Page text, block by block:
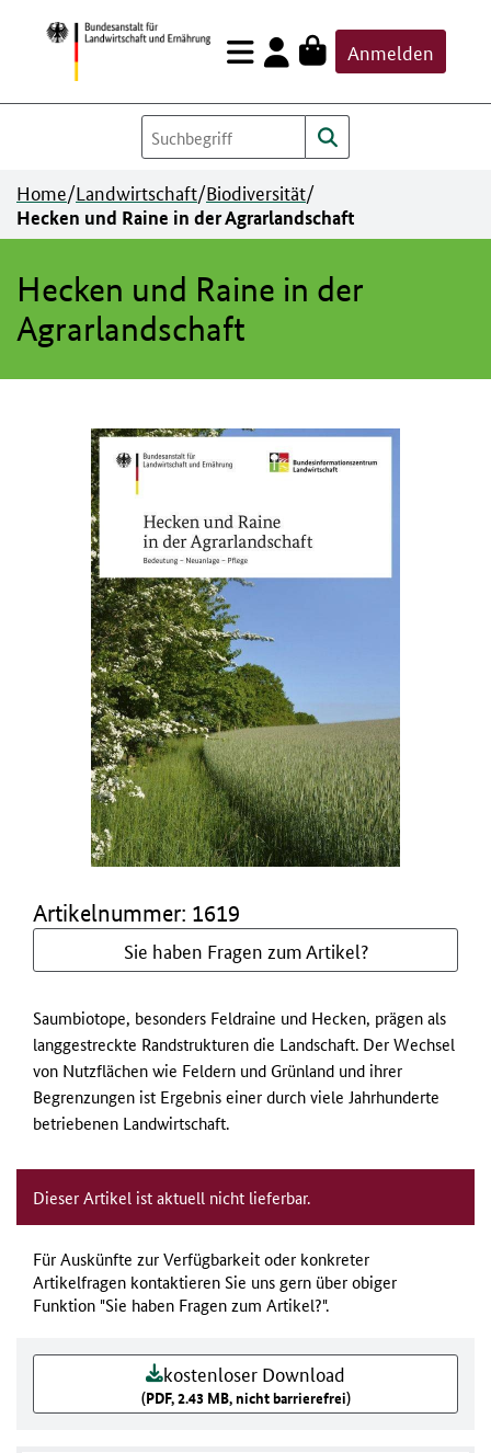
Zum
Inhalt
springen
Anmelden
Home/Landwirtschaft/Biodiversität/
Hecken und Raine in der Agrarlandschaft
Hecken und Raine in der
Agrarlandschaft
Artikelnummer: 1619
Sie haben Fragen zum Artikel?
Saumbiotope, besonders Feldraine und Hecken, prägen als
langgestreckte Randstrukturen die Landschaft. Der Wechsel
von Nutzflächen wie Feldern und Grünland und ihrer
Begrenzungen ist Ergebnis einer durch viele Jahrhunderte
betriebenen Landwirtschaft.
Dieser Artikel ist aktuell nicht lieferbar.
Für Auskünfte zur Verfügbarkeit oder konkreter
Artikelfragen kontaktieren Sie uns gern über obiger
Funktion "Sie haben Fragen zum Artikel?".
kostenloser Download
(PDF, 2.43 MB, nicht barrierefrei)